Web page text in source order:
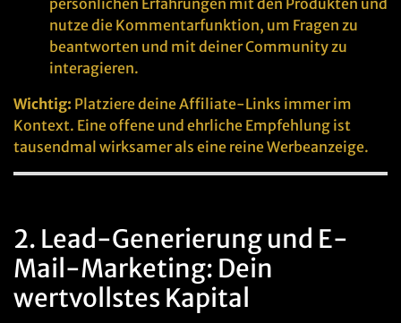
persönlichen Erfahrungen mit den Produkten und
nutze die Kommentarfunktion, um Fragen zu
beantworten und mit deiner Community zu
interagieren.
Wichtig: Platziere deine Affiliate-Links immer im
Kontext. Eine offene und ehrliche Empfehlung ist
tausendmal wirksamer als eine reine Werbeanzeige.
2. Lead-Generierung und E-
Mail-Marketing: Dein
wertvollstes Kapital